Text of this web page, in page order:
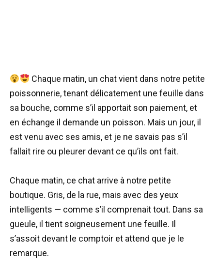
Chaque matin, un chat vient dans notre petite
poissonnerie, tenant délicatement une feuille dans
sa bouche, comme s’il apportait son paiement, et
en échange il demande un poisson. Mais un jour, il
est venu avec ses amis, et je ne savais pas s’il
fallait rire ou pleurer devant ce qu’ils ont fait.
Chaque matin, ce chat arrive à notre petite
boutique. Gris, de la rue, mais avec des yeux
intelligents — comme s’il comprenait tout. Dans sa
gueule, il tient soigneusement une feuille. Il
s’assoit devant le comptoir et attend que je le
remarque.